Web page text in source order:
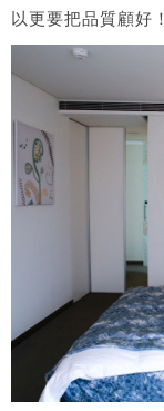
以更要把品質顧好！